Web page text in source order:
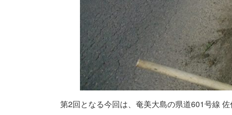
第2回となる今回は、奄美大島の県道601号線